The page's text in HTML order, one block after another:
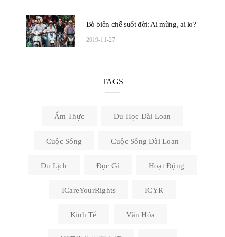
Bỏ biên chế suốt đời: Ai mừng, ai lo?
2019-11-27
TAGS
Ẩm Thực Du Học Đài Loan
Cuộc Sống Cuộc Sống Đài Loan
Du Lịch Đọc Gì Hoạt Động
ICareYourRights ICYR
Kinh Tế Văn Hóa